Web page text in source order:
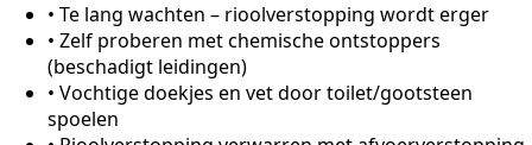
• Te lang wachten – rioolverstopping wordt erger
• Zelf proberen met chemische ontstoppers
(beschadigt leidingen)
• Vochtige doekjes en vet door toilet/gootsteen
spoelen